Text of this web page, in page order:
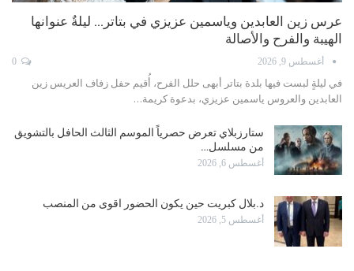
عرس زين العابدين وياسمين عزيزي في بتاتر… ليلةٌ عنوانها
الهيبة والفرح والأصالة
أغسطس 9, 2026
في ليلةٍ لبست فيها بلدة بتاتر أبهى حلل الفرح، أُقيم حفل زفاف العريس زين
العابدين والعروس ياسمين عزيزي، بدعوة كريمة…
ستارزبلاي تعرض حصرياً الموسم الثالث الحافل بالتشويق
من مسلسل…
أغسطس 6, 2026
د.بلال كبريت حين يكون الحضور اقوى من المنصب
أغسطس 5, 2026